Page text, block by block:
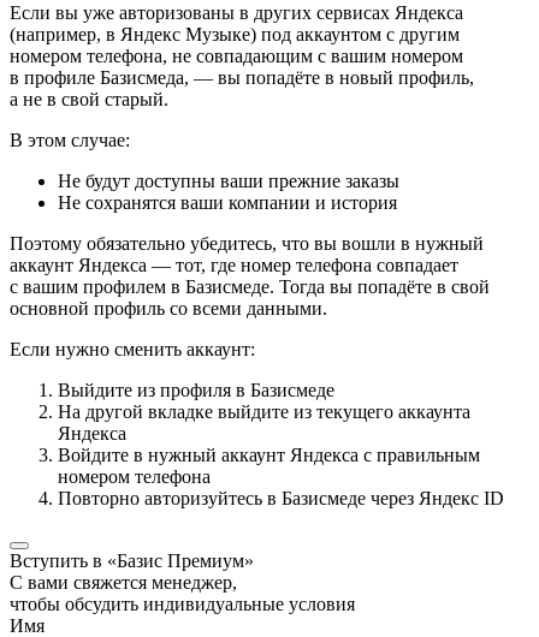
Если вы уже авторизованы в других сервисах Яндекса
(например, в Яндекс Музыке) под аккаунтом с другим
номером телефона, не совпадающим с вашим номером
в профиле Базисмеда, — вы попадёте в новый профиль,
а не в свой старый.
В этом случае:
Не будут доступны ваши прежние заказы
Не сохранятся ваши компании и история
Поэтому обязательно убедитесь, что вы вошли в нужный
аккаунт Яндекса — тот, где номер телефона совпадает
с вашим профилем в Базисмеде. Тогда вы попадёте в свой
основной профиль со всеми данными.
Если нужно сменить аккаунт:
Выйдите из профиля в Базисмеде
На другой вкладке выйдите из текущего аккаунта
Яндекса
Войдите в нужный аккаунт Яндекса с правильным
номером телефона
Повторно авторизуйтесь в Базисмеде через Яндекс ID
Вступить в «Базис Премиум»
С вами свяжется менеджер,
чтобы обсудить индивидуальные условия
Имя